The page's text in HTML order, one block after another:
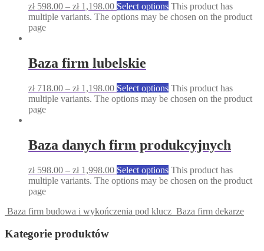
zł598.00 – zł1,198.00 Select options This product has
multiple variants. The options may be chosen on the product
page
Baza firm lubelskie
zł718.00 – zł1,198.00 Select options This product has
multiple variants. The options may be chosen on the product
page
Baza danych firm produkcyjnych
zł598.00 – zł1,998.00 Select options This product has
multiple variants. The options may be chosen on the product
page
Baza firm budowa i wykończenia pod klucz Baza firm dekarze
Kategorie produktów